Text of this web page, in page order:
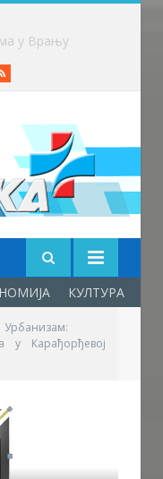
RSS
КУЛТУРА
Урбанизам:
у Карађорђевој